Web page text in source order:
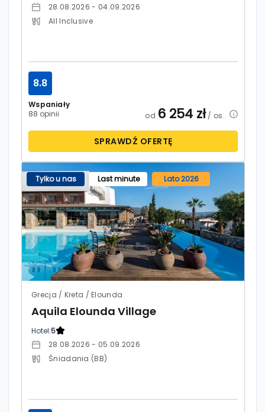
28.08.2026 - 04.09.2026
All Inclusive
Wspaniały
88 opinii
8.8
od 6 254 zł/ os.
SPRAWDŹ OFERTĘ
Tylko u nas Last minute Lato 2026
Grecja / Kreta / Elounda
Aquila Elounda Village
Hotel:5
28.08.2026 - 05.09.2026
Śniadania (BB)